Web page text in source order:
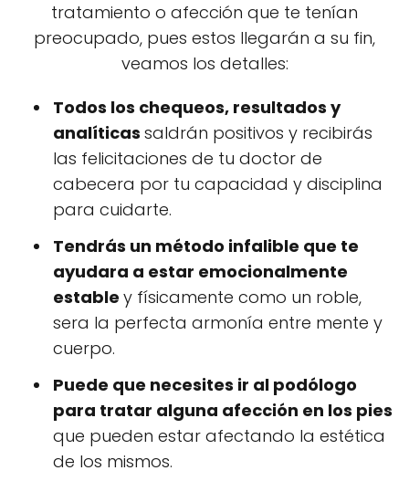
tratamiento o afección que te tenían
preocupado, pues estos llegarán a su fin,
veamos los detalles:
Todos los chequeos, resultados y
analíticas saldrán positivos y recibirás
las felicitaciones de tu doctor de
cabecera por tu capacidad y disciplina
para cuidarte.
Tendrás un método infalible que te
ayudara a estar emocionalmente
estable y físicamente como un roble,
sera la perfecta armonía entre mente y
cuerpo.
Puede que necesites ir al podólogo
para tratar alguna afección en los pies
que pueden estar afectando la estética
de los mismos.